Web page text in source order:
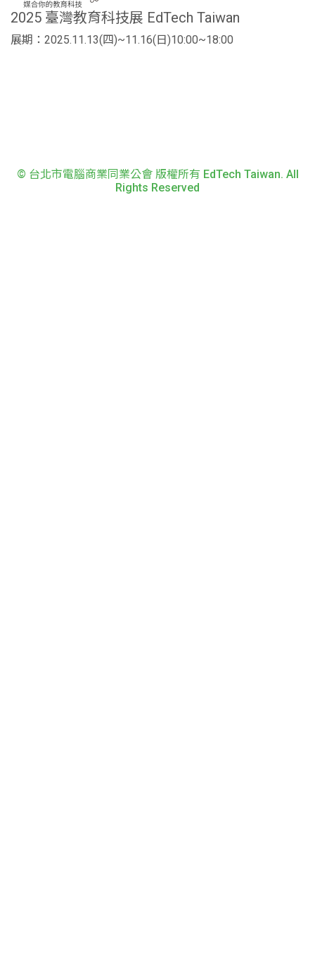
2025 臺灣教育科技展 EdTech Taiwan
展期：2025.11.13(四)~11.16(日)10:00~18:00
© 台北市電腦商業同業公會 版權所有 EdTech Taiwan. All
Rights Reserved